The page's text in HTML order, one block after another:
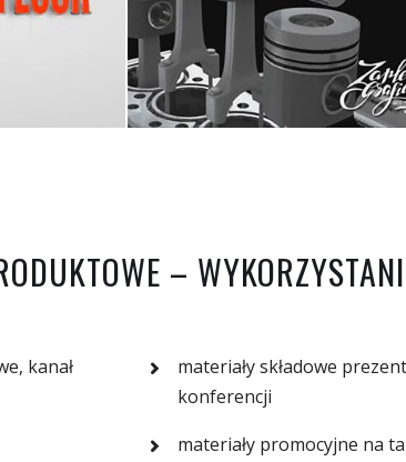
–
kanał
materiały składowe
konferencji
materiały promocyjne na